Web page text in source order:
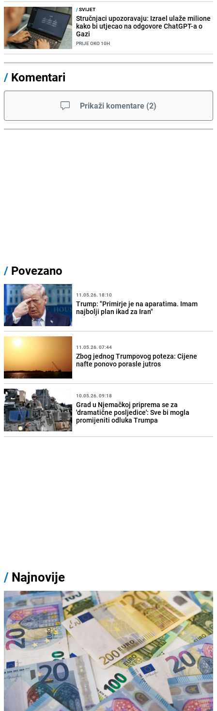
/SVIJET
Stručnjaci upozoravaju: Izrael ulaže milione
kako bi utjecao na odgovore ChatGPT-a o
Gazi
PRIJE OKO 10H
/ Komentari
Prikaži komentare (2)
/ Povezano
11.05.26. 18:10
Trump: "Primirje je na aparatima. Imam
najbolji plan ikad za Iran"
11.05.26. 07:44
Zbog jednog Trumpovog poteza: Cijene
nafte ponovo porasle jutros
10.05.26. 09:18
Grad u Njemačkoj priprema se za
'dramatične posljedice': Sve bi mogla
promijeniti odluka Trumpa
/ Najnovije